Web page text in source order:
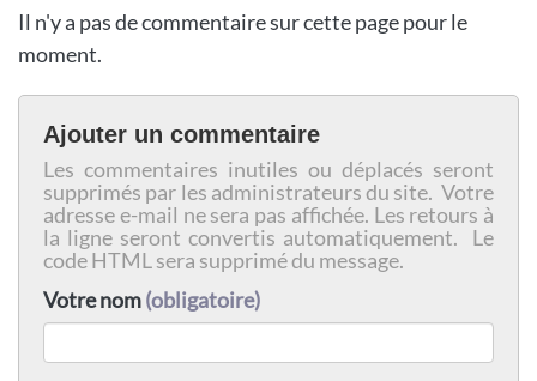
Il n'y a pas de commentaire sur cette page pour le
moment.
Ajouter un commentaire
Les commentaires inutiles ou déplacés seront
supprimés par les administrateurs du site. Votre
adresse e-mail ne sera pas affichée. Les retours à
la ligne seront convertis automatiquement. Le
code HTML sera supprimé du message.
Votre nom(obligatoire)